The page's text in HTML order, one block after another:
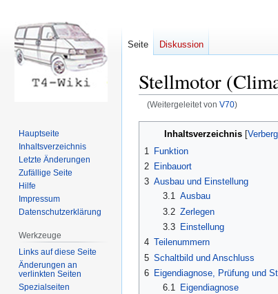
Stellmotor
(Weitergeleitet von V70)
Inhaltsverzeichnis
1
Funktion
2 Einbauort
3 Ausbau und Einstellung
3.1 Ausbau
3.2 Zerlegen
3.3
Einstellung
4 Teilenummern
5 Schaltbild und Anschluss
6 Eigendiagnose, Prüfung und
6.1
Eigendiagnose
Seite Diskussion
Hauptseite
Inhaltsverzeichnis
Letzte Änderungen
Zufällige Seite
Hilfe
Impressum
Datenschutzerklärung
Werkzeuge
Links auf diese Seite
Änderungen an
verlinkten Seiten
Spezialseiten